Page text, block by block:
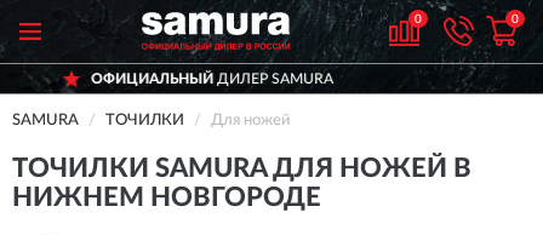
0 0
SAMURA ДОСТАВИМ ПО ВСЕЙ
SAMURA ТОЧИЛКИ Для ножей
ТОЧИЛКИ SAMURA ДЛЯ НОЖЕЙ В
НИЖНЕМ НОВГОРОДЕ